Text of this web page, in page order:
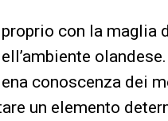
con la maglia
conoscenza dei
un elemento